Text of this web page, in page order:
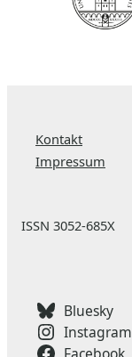
Kontakt
Impressum
ISSN 3052-685X
Bluesky
Instagram